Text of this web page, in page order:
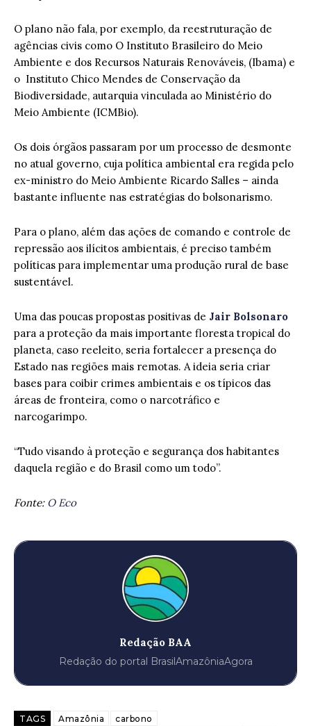
O plano não fala, por exemplo, da reestruturação de
agências civis como O Instituto Brasileiro do Meio
Ambiente e dos Recursos Naturais Renováveis, (Ibama) e
o Instituto Chico Mendes de Conservação da
Biodiversidade, autarquia vinculada ao Ministério do
Meio Ambiente (ICMBio).
Os dois órgãos passaram por um processo de desmonte
no atual governo, cuja política ambiental era regida pelo
ex-ministro do Meio Ambiente Ricardo Salles – ainda
bastante influente nas estratégias do bolsonarismo.
Para o plano, além das ações de comando e controle de
repressão aos ilícitos ambientais, é preciso também
políticas para implementar uma produção rural de base
sustentável.
Uma das poucas propostas positivas de Jair Bolsonaro
para a proteção da mais importante floresta tropical do
planeta, caso reeleito, seria fortalecer a presença do
Estado nas regiões mais remotas. A ideia seria criar
bases para coibir crimes ambientais e os típicos das
áreas de fronteira, como o narcotráfico e
narcogarimpo.
“Tudo visando à proteção e segurança dos habitantes
daquela região e do Brasil como um todo”.
Fonte: O Eco
Redação BAA
Redação do portal BrasilAmazôniaAgora
TAGS Amazônia
carbono